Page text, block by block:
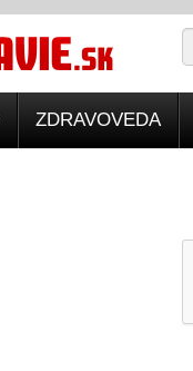
ZDRAVOVEDA